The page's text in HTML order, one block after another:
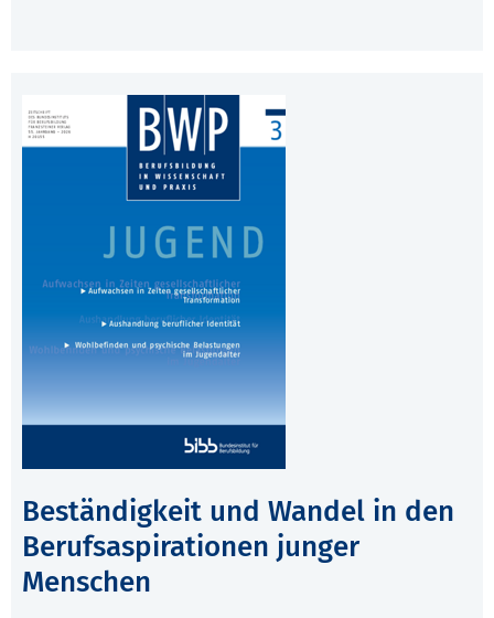
Beständigkeit und Wandel in den
Berufsaspirationen junger
Menschen